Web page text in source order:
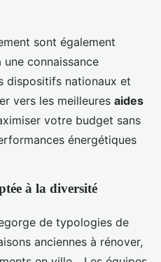
sont également
connaissance
dispositifs nationaux et
vers les meilleures aides
votre budget sans
énergétiques
à la diversité
de typologies de
anciennes à rénover,